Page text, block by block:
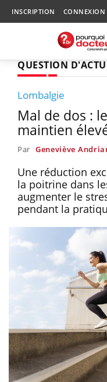
INSCRIPTION CONNEXION
QUESTION D'ACTU
Lombalgie
Mal de dos :
maintien
Par Geneviève
Une réduction
la poitrine dans
augmenter le
pendant la